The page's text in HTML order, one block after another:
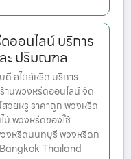
อนไลน์ บริการ
ะ ปริมณฑล
สไตล์หรีด บริการ
นพวงหรีดออนไลน์ จัด
วยหรู ราคาถูก พวงหรีด
พวงหรีดของใช้
งหรีดนนทบุรี พวงหรีดก
Thailand